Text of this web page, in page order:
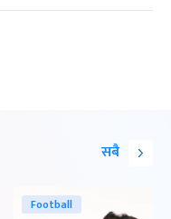
सबै
Football